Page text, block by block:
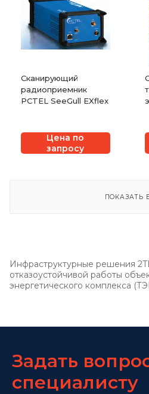
Сканирующий
радиоприемник
PCTEL SeeGull EXflex
Цена по
запросу
ПОКАЗАТЬ
Инфраструктурные решения
отказоустойчивой работы
энергетического комплекса
Задать
специалисту